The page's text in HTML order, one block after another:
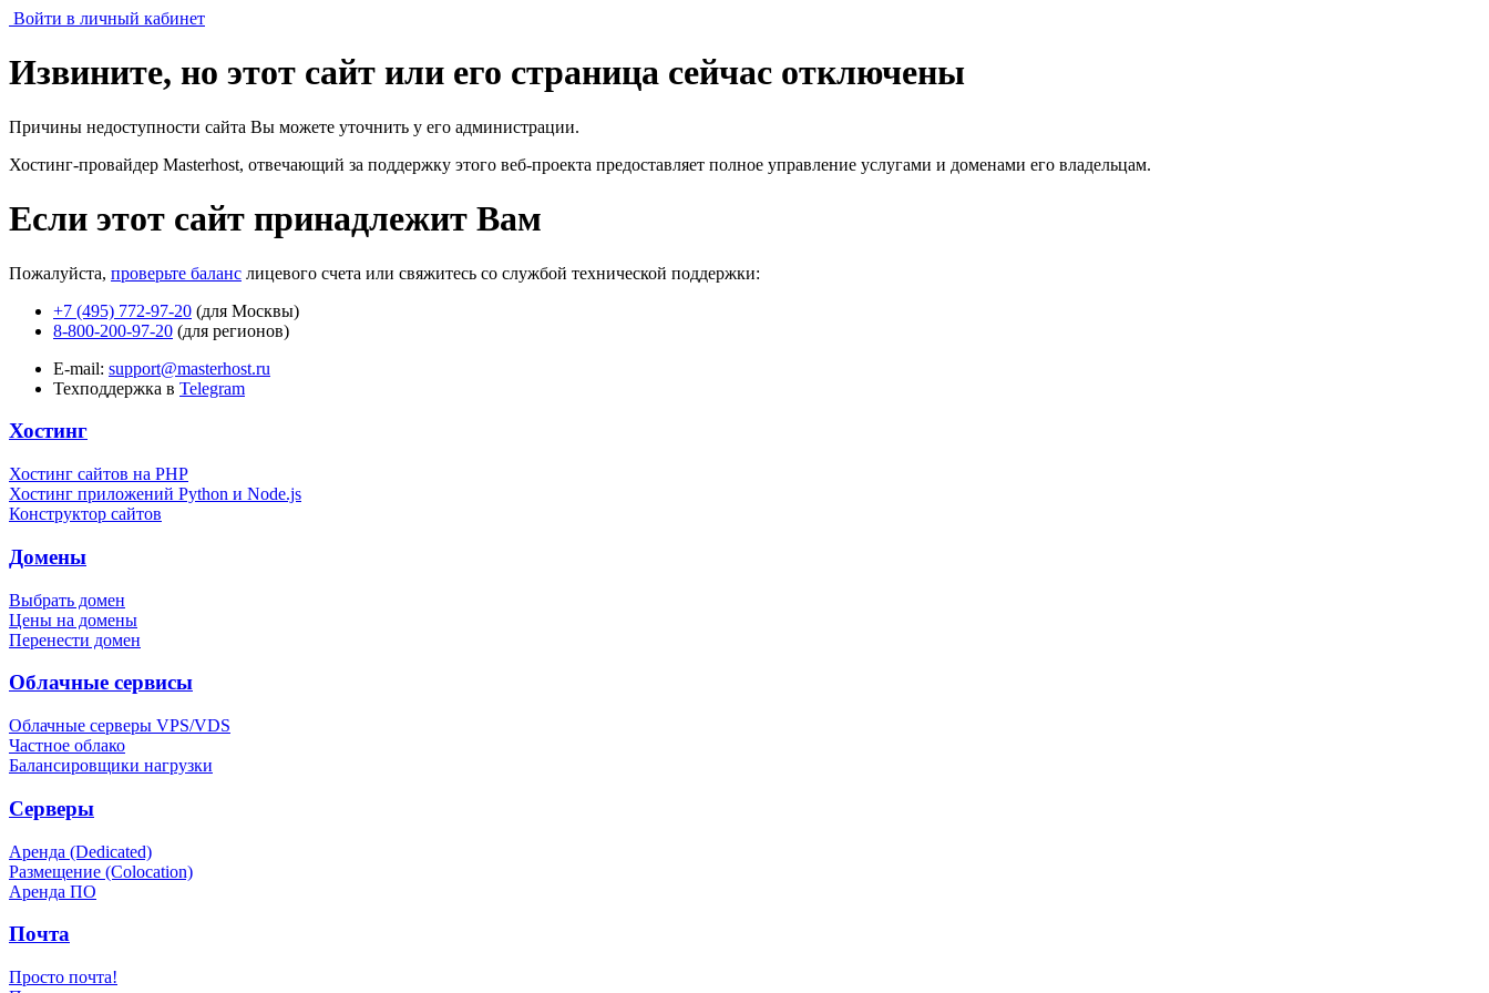
Войти в личный кабинет
Извините, но этот сайт или его страница сейчас отключены
Причины недоступности сайта Вы можете уточнить у его администрации.
Хостинг-провайдер Masterhost, отвечающий за поддержку этого веб-проекта предоставляет полное управление услугами и доменами его владельцам.
Если этот сайт принадлежит Вам
Пожалуйста, проверьте баланс лицевого счета или свяжитесь со службой технической поддержки:
+7 (495) 772-97-20 (для Москвы)
8-800-200-97-20 (для регионов)
E-mail: support@masterhost.ru
Техподдержка в Telegram
Хостинг
Хостинг сайтов на PHP
Хостинг приложений Python и Node.js
Конструктор сайтов
Домены
Выбрать домен
Цены на домены
Перенести домен
Облачные сервисы
Облачные серверы VPS/VDS
Частное облако
Балансировщики нагрузки
Серверы
Аренда (Dedicated)
Размещение (Colocation)
Аренда ПО
Почта
Просто почта!